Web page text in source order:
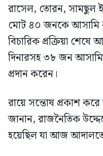
রাসেল, তোরন, সামছুল
মোট ৪০ জনকে আসামি
বিচারিক প্রক্রিয়া
দিনারসহ ৩৮ জন
প্রদান করেন।
রায়ে সন্তোষ প্রকাশ
জানান, রাজনৈতিক
হয়েছিল যা আজ